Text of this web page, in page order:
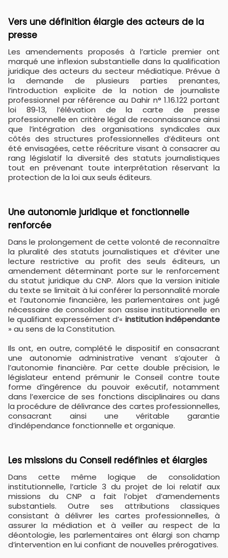
​Vers une définition élargie des acteurs de la
presse
Les amendements proposés à l’article premier ont
marqué une inflexion substantielle dans la qualification
juridique des acteurs du secteur médiatique. Prévue à
la demande de plusieurs parties prenantes,
l’introduction explicite de la notion de journaliste
professionnel par référence au Dahir n° 1.16.122 portant
loi 89‑13, l’élévation de la carte de presse
professionnelle en critère légal de reconnaissance ainsi
que l’intégration des organisations syndicales aux
côtés des structures professionnelles d’éditeurs ont
été envisagées, cette réécriture visant à consacrer au
rang législatif la diversité des statuts journalistiques
tout en prévenant toute interprétation réservant la
protection de la loi aux seuls éditeurs.
​Une autonomie juridique et fonctionnelle
renforcée
Dans le prolongement de cette volonté de reconnaître
la pluralité des statuts journalistiques et d’éviter une
lecture restrictive au profit des seuls éditeurs, un
amendement déterminant porte sur le renforcement
du statut juridique du CNP. Alors que la version initiale
du texte se limitait à lui conférer la personnalité morale
et l’autonomie financière, les parlementaires ont jugé
nécessaire de consolider son assise institutionnelle en
le qualifiant expressément d’« institution indépendante
» au sens de la Constitution.
Ils ont, en outre, complété le dispositif en consacrant
une autonomie administrative venant s’ajouter à
l’autonomie financière. Par cette double précision, le
législateur entend prémunir le Conseil contre toute
forme d’ingérence du pouvoir exécutif, notamment
dans l’exercice de ses fonctions disciplinaires ou dans
la procédure de délivrance des cartes professionnelles,
consacrant ainsi une véritable garantie
d’indépendance fonctionnelle et organique.
​Les missions du Conseil redéfinies et élargies
Dans cette même logique de consolidation
institutionnelle, l’article 3 du projet de loi relatif aux
missions du CNP a fait l’objet d’amendements
substantiels. Outre ses attributions classiques
consistant à délivrer les cartes professionnelles, à
assurer la médiation et à veiller au respect de la
déontologie, les parlementaires ont élargi son champ
d’intervention en lui confiant de nouvelles prérogatives.